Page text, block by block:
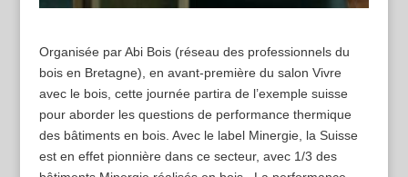
Organisée par Abi Bois (réseau des professionnels du
bois en Bretagne), en avant-première du salon Vivre
avec le bois, cette journée partira de l’exemple suisse
pour aborder les questions de performance thermique
des bâtiments en bois. Avec le label Minergie, la Suisse
est en effet pionnière dans ce secteur, avec 1/3 des